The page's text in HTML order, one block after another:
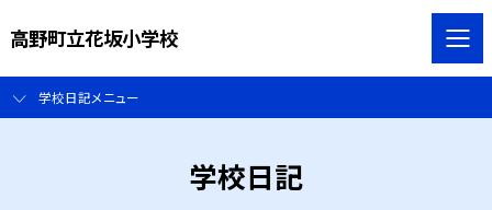
高野町立花坂小学校
学校日記メニュー
学校日記